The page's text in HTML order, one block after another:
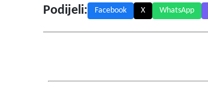
Podijeli: Facebook X WhatsApp